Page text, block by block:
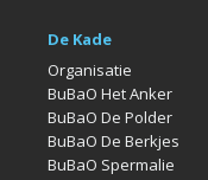
De Kade
Organisatie
BuBaO Het Anker
BuBaO De Polder
BuBaO De Berkjes
BuBaO Spermalie